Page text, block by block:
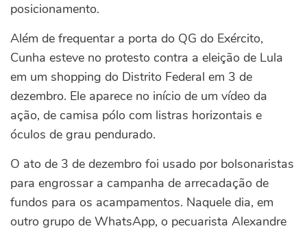
posicionamento.
Além de frequentar a porta do QG do Exército,
Cunha esteve no protesto contra a eleição de Lula
em um shopping do Distrito Federal em 3 de
dezembro. Ele aparece no início de um vídeo da
ação, de camisa pólo com listras horizontais e
óculos de grau pendurado.
O ato de 3 de dezembro foi usado por bolsonaristas
para engrossar a campanha de arrecadação de
fundos para os acampamentos. Naquele dia, em
outro grupo de WhatsApp, o pecuarista Alexandre